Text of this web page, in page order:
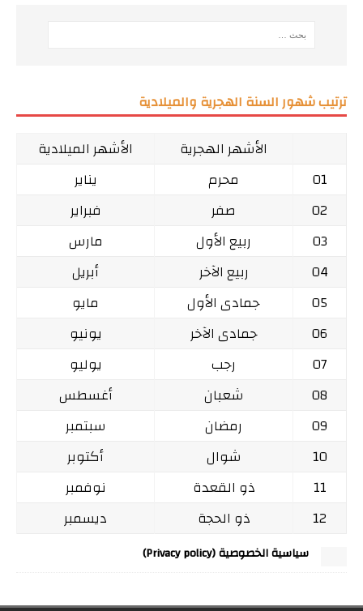
ترتيب شهور السنة الهجرية والميلادية
الأشهر الهجرية
الأشهر الميلادية
01
محرم
يناير
02
صفر
فبراير
03
ربيع الأول
مارس
04
ربيع الآخر
أبريل
05
جمادى الأول
مايو
06
جمادى الآخر
يونيو
07
رجب
يوليو
08
شعبان
أغسطس
09
رمضان
سبتمبر
10
شوال
أكتوبر
11
ذو القعدة
نوفمبر
12
ذو الحجة ديسمبر
سياسية الخصوصية (Privacy policy)